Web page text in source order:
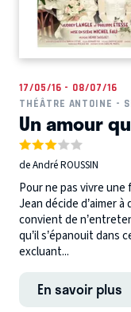
17/05/16 - 08/07/16
THÉÂTRE ANTOINE -
Un amour
de André ROUSSIN
Pour ne pas vivre une
Jean décide d’aimer
convient de
qu’il s’épanouit dans
excluant...
En savoir plus